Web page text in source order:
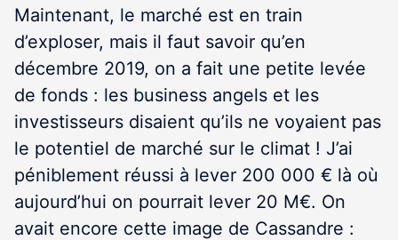
Maintenant, le marché est en train
d’exploser, mais il faut savoir qu’en
décembre 2019, on a fait une petite levée
de fonds : les business angels et les
investisseurs disaient qu’ils ne voyaient pas
le potentiel de marché sur le climat ! J’ai
péniblement réussi à lever 200 000 € là où
aujourd’hui on pourrait lever 20 M€. On
avait encore cette image de Cassandre :